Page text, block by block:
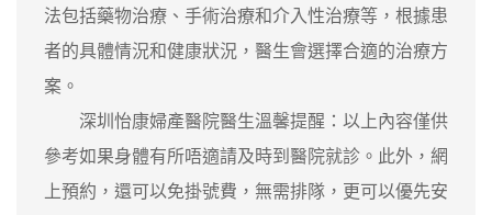
法包括藥物治療、手術治療和介入性治療等，根據患
者的具體情況和健康狀況，醫生會選擇合適的治療方
案。
深圳怡康婦產醫院醫生溫馨提醒：以上內容僅供
參考如果身體有所唔適請及時到醫院就診。此外，網
上預約，還可以免掛號費，無需排隊，更可以優先安